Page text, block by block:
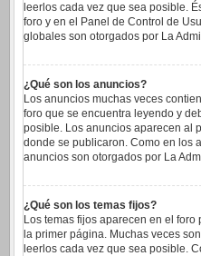
leerlos cada vez que sea posible.
foro y en el Panel de Control de
globales son otorgados por La
¿Qué son los anuncios?
Los anuncios muchas veces
foro que se encuentra leyendo y
posible. Los anuncios aparecen al
donde se publicaron. Como en los
anuncios son otorgados por La
¿Qué son los temas fijos?
Los temas fijos aparecen en el
la primer página. Muchas veces
leerlos cada vez que sea posible.